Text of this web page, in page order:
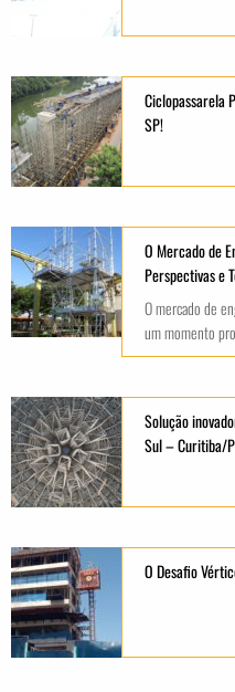
Ciclopassarela
SP!
O Mercado de
Perspectivas e
O mercado de
um momento
Solução
Sul – Curitiba/
O Desafio